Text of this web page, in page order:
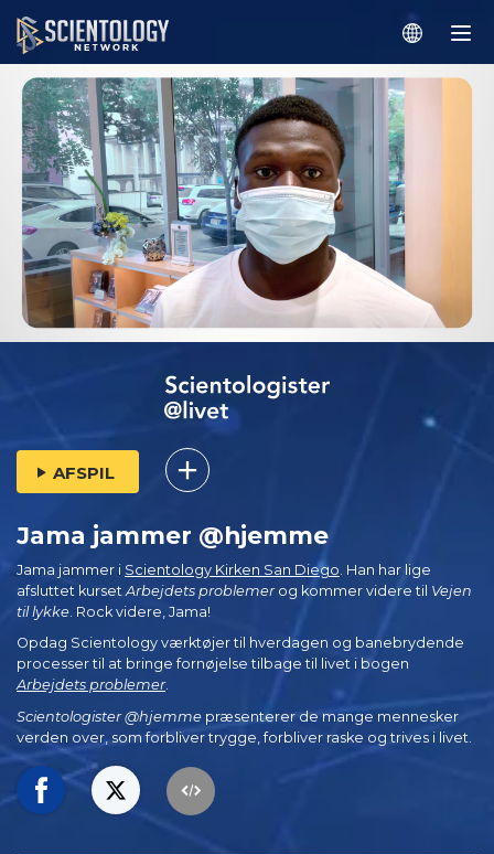
AFSPIL
Jama jammer @hjemme
Jama jammer i Scientology Kirken San Diego . Han har lige
afsluttet kurset Arbejdets problemerog kommer videre til Vejen
til lykke . Rock videre, Jama!
Opdag Scientology værktøjer til hverdagen og banebrydende
processer til at bringe fornøjelse tilbage til livet i bogen
Arbejdets problemer.
Scientologister @hjemme præsenterer de mange mennesker
verden over, som forbliver trygge, forbliver raske og trives i livet.